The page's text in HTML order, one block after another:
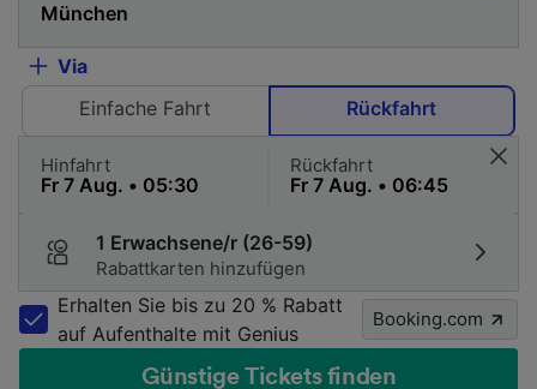
Via
Einfache Fahrt
Rückfahrt
Hinfahrt Rückfahrt
1 Erwachsene/r (26-59)
Rabattkarten hinzufügen
Erhalten Sie bis zu 20 % Rabatt
auf Aufenthalte mit Genius
Booking.com
Günstige Tickets finden